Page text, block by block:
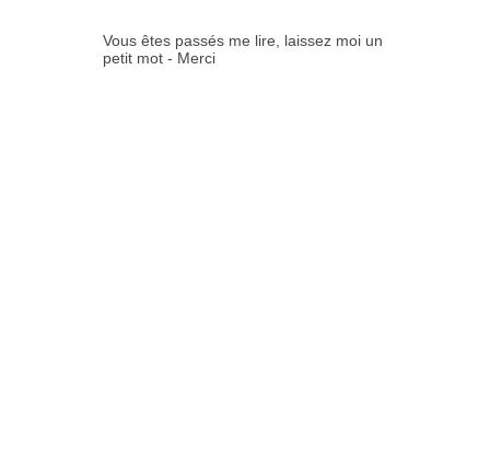
Vous êtes passés me lire, laissez moi un
petit mot - Merci